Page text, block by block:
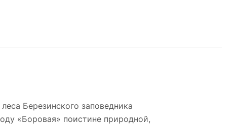
Березинского заповедника
«Боровая» поистине природной,